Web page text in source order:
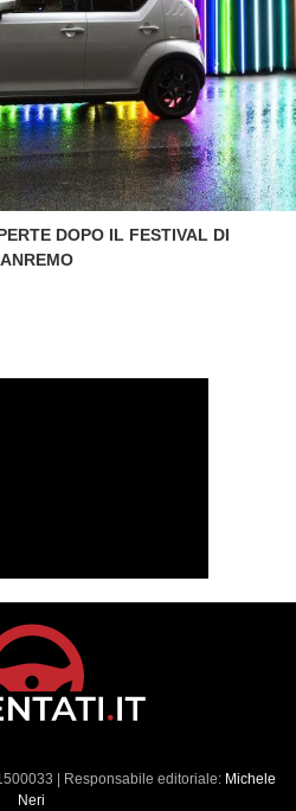
DOPO IL FESTIVAL DI
| Responsabile editoriale: Michele
Neri